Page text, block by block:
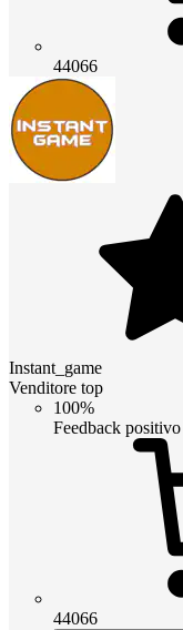
44066
Instant_game
Venditore top
100%
Feedback positivo
44066